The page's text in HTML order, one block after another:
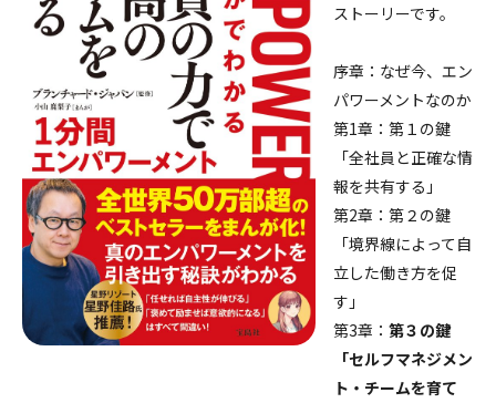
ストーリーです。
序章：なぜ今、エン
パワーメントなのか
第1章：第１の鍵
「全社員と正確な情
報を共有する」
第2章：第２の鍵
「境界線によって自
立した働き方を促
す」
第3章： 第３の鍵
「セルフマネジメン
ト・チームを育て